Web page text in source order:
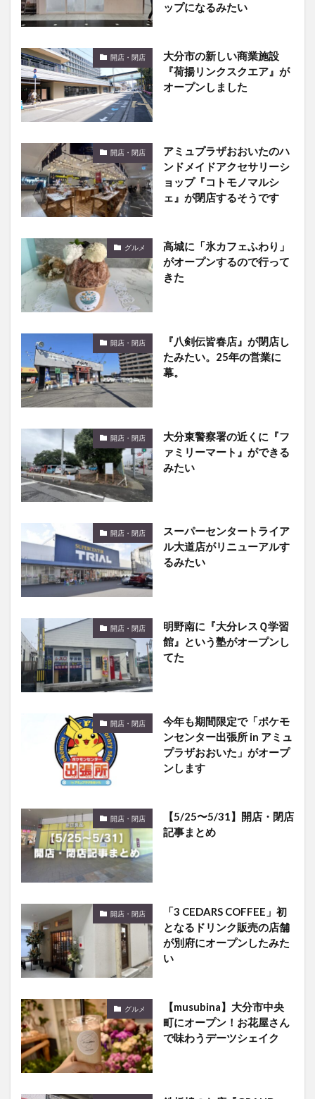
ップになるみたい
開店・閉店
大分市の新しい商業施設
『荷揚リンクスクエア』が
オープンしました
開店・閉店
アミュプラザおおいたのハ
ンドメイドアクセサリーシ
ョップ『コトモノマルシ
ェ』が閉店するそうです
グルメ
高城に「氷カフェふわり」
がオープンするので行って
きた
開店・閉店
『八剣伝皆春店』が閉店し
たみたい。25年の営業に
幕。
開店・閉店
大分東警察署の近くに『フ
ァミリーマート』ができる
みたい
開店・閉店
スーパーセンタートライア
ル大道店がリニューアルす
るみたい
開店・閉店
明野南に『大分レスＱ学習
館』という塾がオープンし
てた
開店・閉店
今年も期間限定で「ポケモ
ンセンター出張所 in アミュ
プラザおおいた」がオープ
ンします
開店・閉店
【5/25〜5/31】開店・閉店
記事まとめ
開店・閉店
「3 CEDARS COFFEE」初
となるドリンク販売の店舗
が別府にオープンしたみた
い
グルメ
【musubina】大分市中央
町にオープン！お花屋さん
で味わうデーツシェイク